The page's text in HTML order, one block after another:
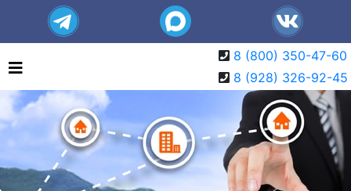
8 (800) 350-47-60
8 (928) 326-92-45